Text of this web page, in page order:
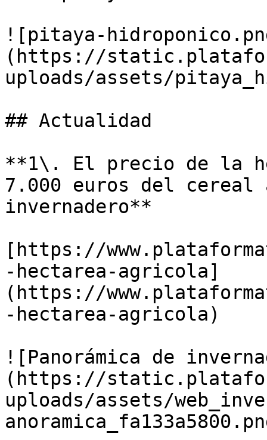
![pitaya-
(https://
uploads/assets/
## Actualidad
**1\. El precio de la
7.000 euros del cereal
invernadero**
[https://
-hectarea-agricola]
(https://
-hectarea-agricola)
![Panorámica de
(https://
uploads/assets/